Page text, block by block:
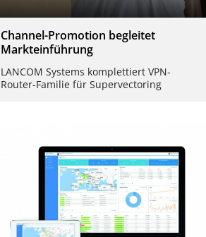
Channel-Promotion begleitet
Markteinführung
LANCOM Systems komplettiert VPN-
Router-Familie für Supervectoring